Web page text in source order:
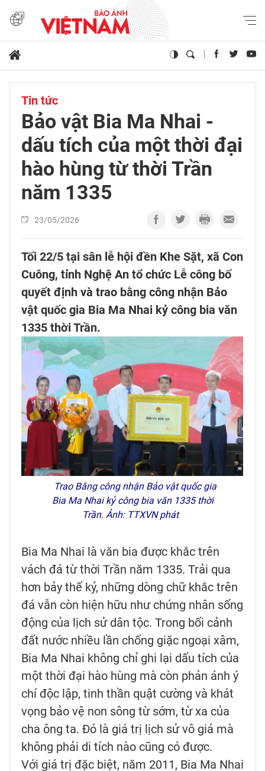
Tin tức
Bảo vật Bia Ma Nhai -
dấu tích của một thời đại
hào hùng từ thời Trần
năm 1335
23/05/2026
Tối 22/5 tại sân lễ hội đền Khe Sặt, xã Con
Cuông, tỉnh Nghệ An tổ chức Lễ công bố
quyết định và trao bằng công nhận Bảo
vật quốc gia Bia Ma Nhai kỷ công bia văn
1335 thời Trần.
Trao Bằng công nhận Bảo vật quốc gia
Bia Ma Nhai kỷ công bia văn 1335 thời
Trần. Ảnh: TTXVN phát
Bia Ma Nhai là văn bia được khắc trên
vách đá từ thời Trần năm 1335. Trải qua
hơn bảy thế kỷ, những dòng chữ khắc trên
đá vẫn còn hiện hữu như chứng nhân sống
động của lịch sử dân tộc. Trong bối cảnh
đất nước nhiều lần chống giặc ngoại xâm,
Bia Ma Nhai không chỉ ghi lại dấu tích của
một thời đại hào hùng mà còn phản ánh ý
chí độc lập, tinh thần quật cường và khát
vọng bảo vệ non sông từ sớm, từ xa của
cha ông ta. Đó là giá trị lịch sử vô giá mà
không phải di tích nào cũng có được.
Với giá trị đặc biệt, năm 2011, Bia Ma Nhai